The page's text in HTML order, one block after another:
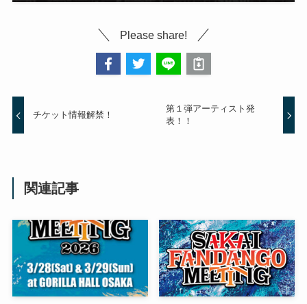
Please share!
チケット情報解禁！
第１弾アーティスト発
表！！
関連記事